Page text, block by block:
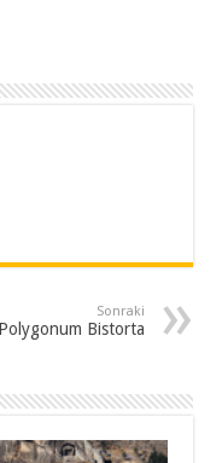
Sonraki
Bistorta